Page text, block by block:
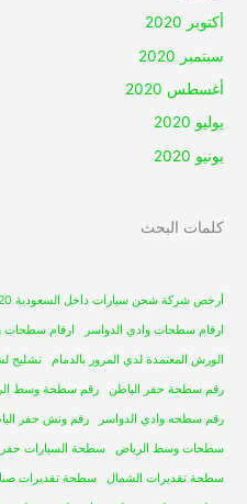
أكتوبر 2020
سبتمبر 2020
أغسطس 2020
يوليو 2020
يونيو 2020
كلمات البحث
أرخص شركة شحن سيارات داخل السعودية 2020
ارقام سطحات وادي الدواسر ارقام
الورش المعتمدة لدي المرور بالدمام تشليح
رقم سطحة حفر الباطن رقم سطحة وسط
رقم سطحه وادي الدواسر رقم ونش حفر
سطحات وسط الرياض سطحة السيارات حفر
سطحة تقديرات الشمال سطحة تقديرات